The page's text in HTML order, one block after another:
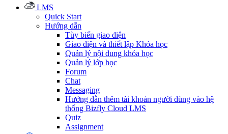
LMS
Quick Start
Hướng dẫn
Tùy biến giao diện
Giao diện và thiết lập Khóa học
Quản lý nội dung khóa học
Quản lý lớp học
Forum
Chat
Messaging
Hướng dẫn thêm tài khoản người dùng vào hệ
thống Bizfly Cloud LMS
Quiz
Assignment